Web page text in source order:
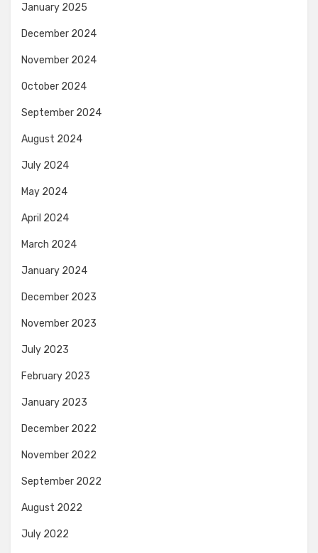
January 2025
December 2024
November 2024
October 2024
September 2024
August 2024
July 2024
May 2024
April 2024
March 2024
January 2024
December 2023
November 2023
July 2023
February 2023
January 2023
December 2022
November 2022
September 2022
August 2022
July 2022